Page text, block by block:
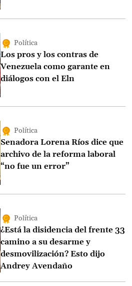
Política
Los pros y los contras de
Venezuela como garante en
diálogos con el Eln
Política
Senadora Lorena Ríos dice que
archivo de la reforma laboral
“no fue un error”
Política
¿Está la disidencia del frente 33
camino a su desarme y
desmovilización? Esto dijo
Andrey Avendaño